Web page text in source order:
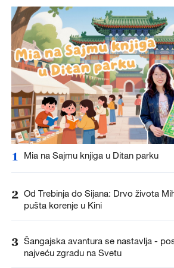
1 Mia na Sajmu knjiga u Ditan parku
2 Od Trebinja do Sijana: Drvo života
pušta korenje u Kini
3 Šangajska avantura se nastavlja -
najveću zgradu na Svetu